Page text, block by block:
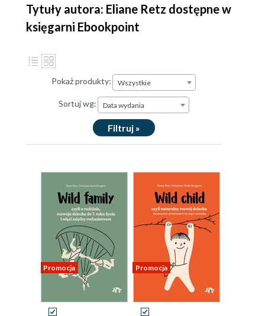
Tytuły autora: Eliane Retz dostępne w
księgarni Ebookpoint
Pokaż produkty: Wszystkie
Sortuj wg: Data wydania
Filtruj »
Promocja Promocja